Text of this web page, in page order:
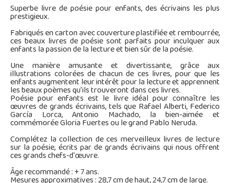
Superbe livre de poésie pour enfants, des écrivains les plus
prestigieux.
Fabriqués en carton avec couverture plastifiée et rembourrée,
ces beaux livres de poésie sont parfaits pour inculquer aux
enfants la passion de la lecture et bien sûr de la poésie.
Une manière amusante et divertissante, grâce aux
illustrations colorées de chacun de ces livres, pour que les
enfants augmentent leur intérêt pour la lecture et apprennent
les beaux poèmes qu’ils trouveront dans ces livres.
Poésie pour enfants est le livre idéal pour connaître les
œuvres de grands écrivains, tels que Rafael Alberti, Federico
García Lorca, Antonio Machado, la bien-aimée et
commémorée Gloria Fuertes ou le grand Pablo Neruda.
Complétez la collection de ces merveilleux livres de lecture
sur la poésie, écrits par de grands écrivains qui nous offrent
ces grands chefs-d'œuvre.
Âge recommandé : + 7 ans.